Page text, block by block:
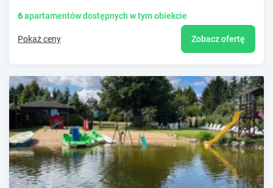
6apartamentów dostępnych w tym obiekcie
Pokaż ceny Zobacz ofertę